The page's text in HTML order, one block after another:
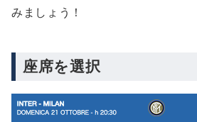
みましょう！
座席を選択